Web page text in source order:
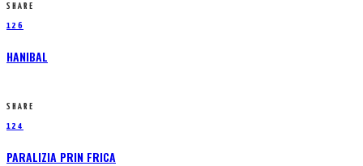
SHARE
126
HANIBAL
SHARE
124
PARALIZIA PRIN FRICA